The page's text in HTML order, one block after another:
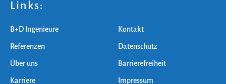
Links:
B+D Ingenieure
Referenzen
Über uns
Karriere
Kontakt
Datenschutz
Barrierefreiheit
Impressum